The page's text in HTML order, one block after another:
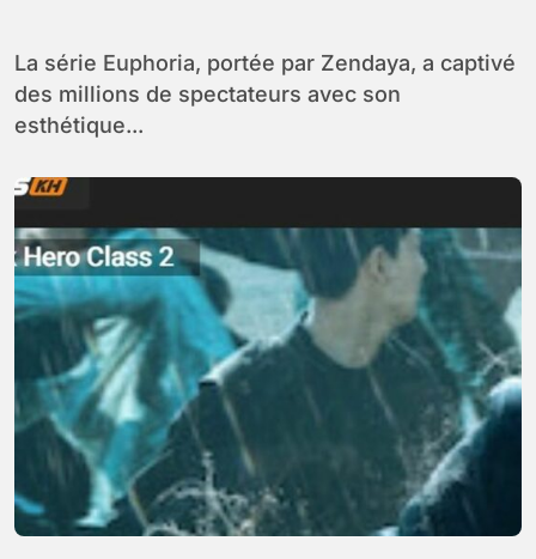
La série Euphoria, portée par Zendaya, a captivé
des millions de spectateurs avec son
esthétique...